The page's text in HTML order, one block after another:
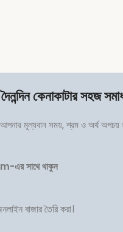
কেনাকাটার সহজ
মূল্যবান সময়, শ্রম ও অর্থ অপচয়
এর সাথে থাকুন
বাজার তৈরি করা।